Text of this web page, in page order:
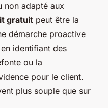
non adapté aux
gratuit peut être la
démarche proactive
identifiant des
ou la
pour le client.
plus souple que sur